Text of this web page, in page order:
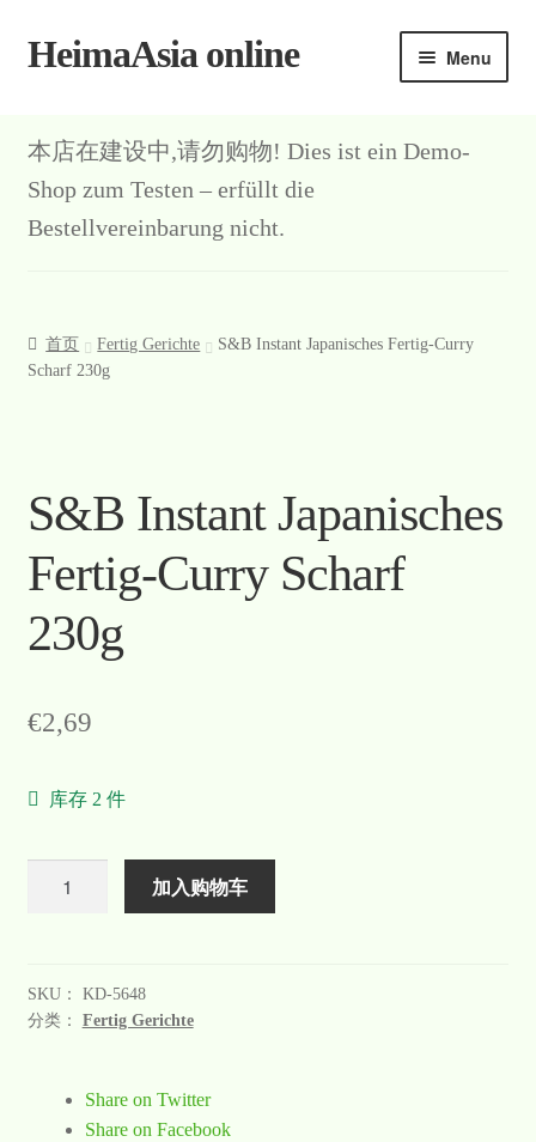
Skip
Skip
HeimaAsia online Menu
本店在建设中,请勿购物! Dies ist ein Demo-
Shop zum Testen – erfüllt die
Bestellvereinbarung nicht.
首页 Fertig Gerichte
S&B Instant Japanisches Fertig-Curry
Scharf 230g
S&B Instant Japanisches
Fertig-Curry Scharf
230g
€2,69
库存 2 件
加入购物车
SKU： KD-5648
分类： Fertig Gerichte
Share on Twitter
Share on Facebook